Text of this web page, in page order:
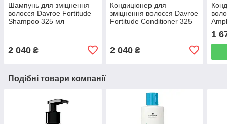
Шампунь для зміцнення
волосся Davroe Fortitude
Shampoo 325 мл
2 040 ₴
Кондиціонер для
зміцнення волосся Davroe
Fortitude Conditioner 325
2 040₴
1
Подібні товари компанії